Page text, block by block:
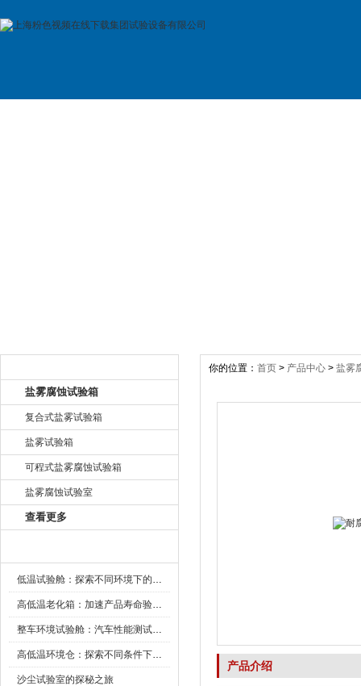
盐雾腐蚀试验箱
复合式盐雾试验箱
盐雾试验箱
可程式盐雾腐蚀试验箱
盐雾腐蚀试验室
查看更多
低温试验舱：探索不同环境下的科技边界
高低温老化箱：加速产品寿命验证的可靠伙伴
整车环境试验舱：汽车性能测试的设备
高低温环境仓：探索不同条件下的科学奥秘
沙尘试验室的探秘之旅
你的位置： 首页 > 产品中心 > 盐雾
产品介绍